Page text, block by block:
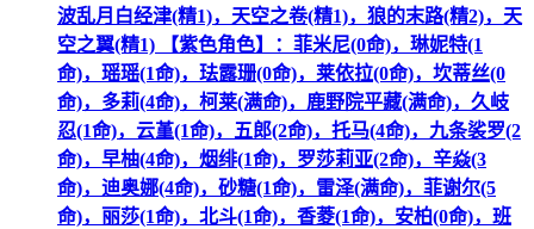
波乱月白经津(精1)，天空之卷(精1)，狼的末路(精2)，天
空之翼(精1) 【紫色角色】：菲米尼(0命)，琳妮特(1
命)，瑶瑶(1命)，珐露珊(0命)，莱依拉(0命)，坎蒂丝(0
命)，多莉(4命)，柯莱(满命)，鹿野院平藏(满命)，久岐
忍(1命)，云堇(1命)，五郎(2命)，托马(4命)，九条裟罗(2
命)，早柚(4命)，烟绯(1命)，罗莎莉亚(2命)，辛焱(3
命)，迪奥娜(4命)，砂糖(1命)，雷泽(满命)，菲谢尔(5
命)，丽莎(1命)，北斗(1命)，香菱(1命)，安柏(0命)，班